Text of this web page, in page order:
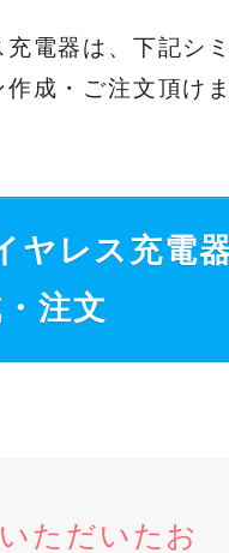
電器は、下記シ
作成・ご注文頂け
ヤレス充電
注文
ただいたお